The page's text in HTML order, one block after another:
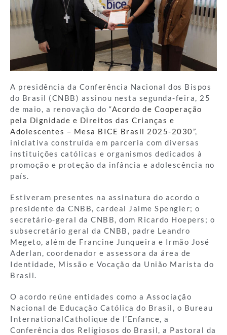
A presidência da Conferência Nacional dos Bispos
do Brasil (CNBB) assinou nesta segunda-feira, 25
de maio, a renovação do “Acordo de Cooperação
pela Dignidade e Direitos das Crianças e
Adolescentes – Mesa BICE Brasil 2025-2030”,
iniciativa construída em parceria com diversas
instituições católicas e organismos dedicados à
promoção e proteção da infância e adolescência no
país.
Estiveram presentes na assinatura do acordo o
presidente da CNBB, cardeal Jaime Spengler; o
secretário-geral da CNBB, dom Ricardo Hoepers; o
subsecretário geral da CNBB, padre Leandro
Megeto, além de Francine Junqueira e Irmão José
Aderlan, coordenador e assessora da área de
Identidade, Missão e Vocação da União Marista do
Brasil.
O acordo reúne entidades como a Associação
Nacional de Educação Católica do Brasil, o Bureau
InternationalCatholique de l’Enfance, a
Conferência dos Religiosos do Brasil, a Pastoral da